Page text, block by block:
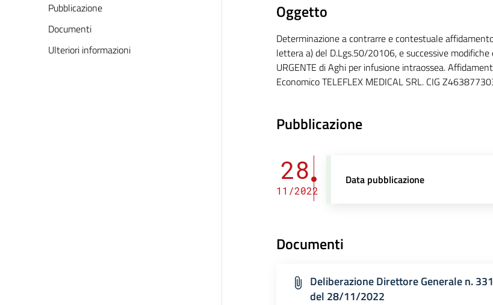
Pubblicazione
Documenti
Ulteriori informazioni
Oggetto
Determinazione a contrarre e contestuale
lettera a) del D.Lgs.50/20106, e successive
URGENTE di Aghi per infusione intraossea.
Economico TELEFLEX MEDICAL SRL. CIG
Pubblicazione
28
11/2022
Data pubblicazione
Documenti
Deliberazione Direttore Generale n. 331
del 28/11/2022